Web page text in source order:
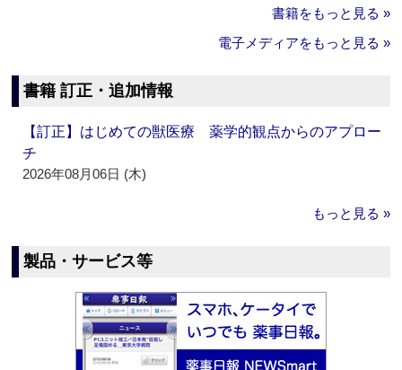
書籍をもっと見る »
電子メディアをもっと見る »
書籍 訂正・追加情報
【訂正】はじめての獣医療 薬学的観点からのアプロー
チ
2026年08月06日 (木)
もっと見る »
製品・サービス等